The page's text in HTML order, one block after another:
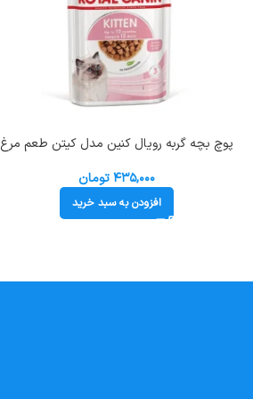
پوچ بچه گربه رویال کنین مدل کیتن طعم مرغ
۴۳۵,۰۰۰ تومان
افزودن به سبد خرید